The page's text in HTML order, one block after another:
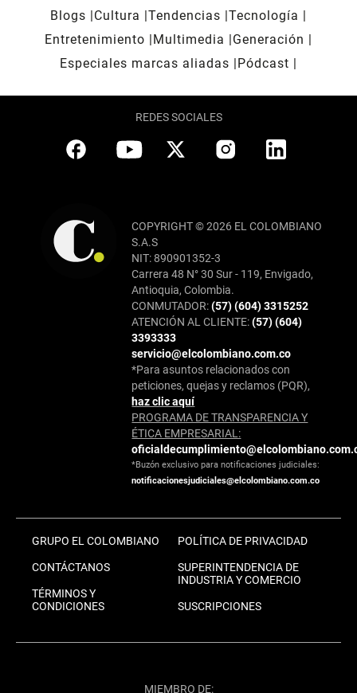
Blogs
Cultura Tendencias Tecnología
Entretenimiento
Multimedia
Generación
Especiales marcas aliadas
Pódcast
REDES SOCIALES
COPYRIGHT © 2026 EL COLOMBIANO
S.A.S
NIT: 890901352-3
Carrera 48 N° 30 Sur - 119, Envigado,
Antioquia, Colombia.
CONMUTADOR:(57) (604) 3315252
ATENCIÓN AL CLIENTE:(57) (604)
3393333
servicio@elcolombiano.com.co
*Para asuntos relacionados con
peticiones, quejas y reclamos (PQR),
haz clic aquí
PROGRAMA DE TRANSPARENCIA Y
ÉTICA EMPRESARIAL:
*Buzón exclusivo para notificaciones judiciales:
notificacionesjudiciales@elcolombiano.com.co
GRUPO EL COLOMBIANO
CONTÁCTANOS
TÉRMINOS Y
CONDICIONES
POLÍTICA DE PRIVACIDAD
SUPERINTENDENCIA DE
INDUSTRIA Y COMERCIO
SUSCRIPCIONES
MIEMBRO DE: